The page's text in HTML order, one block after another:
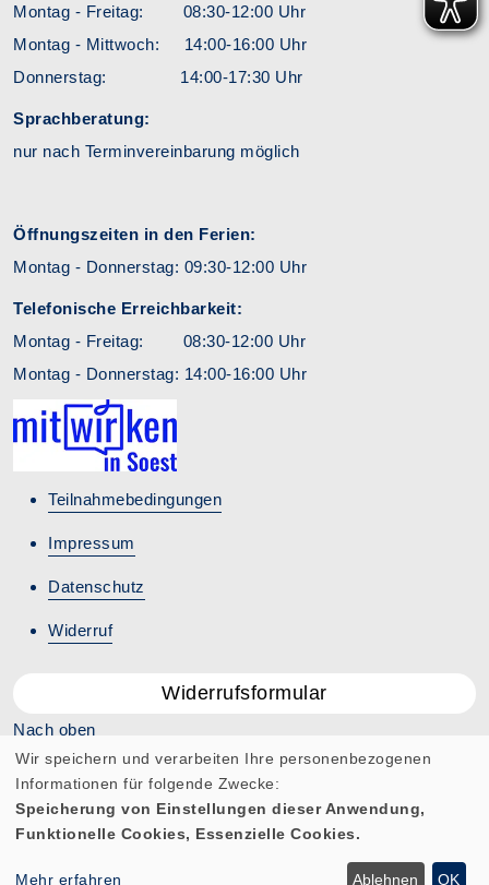
Montag - Freitag: 08:30-12:00 Uhr
Montag - Mittwoch: 14:00-16:00 Uhr
Donnerstag: 14:00-17:30 Uhr
Sprachberatung:
nur nach Terminvereinbarung möglich
Öffnungszeiten in den Ferien:
Montag - Donnerstag: 09:30-12:00 Uhr
Telefonische Erreichbarkeit:
Montag - Freitag: 08:30-12:00 Uhr
Montag - Donnerstag: 14:00-16:00 Uhr
Teilnahmebedingungen
Impressum
Datenschutz
Widerruf
Widerrufsformular
Nach oben
Cookie Einstellungen
Wir speichern und verarbeiten Ihre personenbezogenen
Informationen für folgende Zwecke:
Speicherung von Einstellungen dieser Anwendung,
Funktionelle Cookies, Essenzielle Cookies.
Mehr erfahren Ablehnen OK